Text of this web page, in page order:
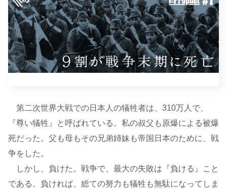
第二次世界大戦での日本人の犠牲者は、310万人で、
『尊い犠牲』と呼ばれている。私の叔父も原爆による被爆
死だった。父も母もその兄弟姉妹も帝国日本のために、戦
争をした。
しかし、負けた。戦争で、最大の失敗は『負ける』こと
である。負ければ、総ての努力も犠牲も無駄になってしま